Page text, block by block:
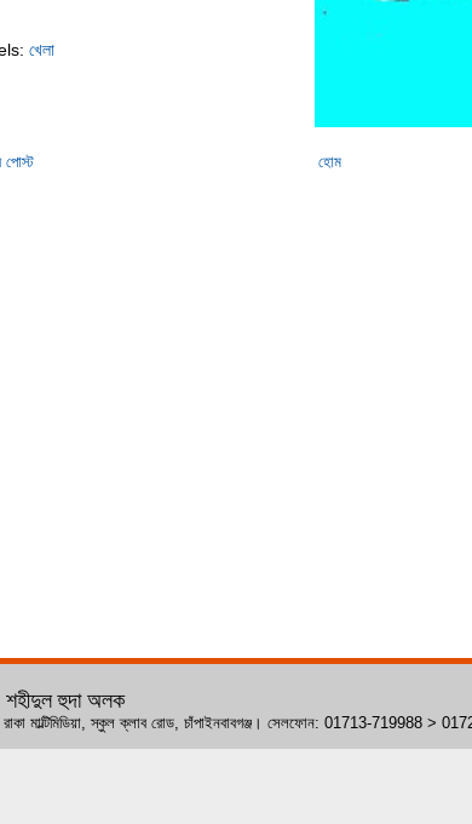
খেলা
পোস্ট হোম
শহীদুল হুদা অলক
মাল্টিমিডিয়া, স্কুল ক্লাব রোড, চাঁপাইনবাবগঞ্জ। সেলফোন: 01713-